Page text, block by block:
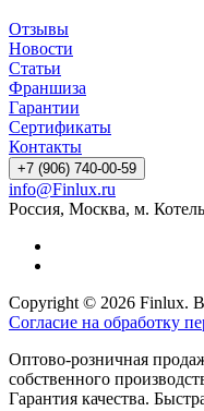
Отзывы
Новости
Статьи
Франшиза
Гарантии
Сертификаты
Контакты
+7 (906) 740-00-59
info@Finlux.ru
Россия, Москва, м.
Copyright © 2026 Finlux.
Согласие на обработку
Оптово-розничная
собственного
Гарантия качества.